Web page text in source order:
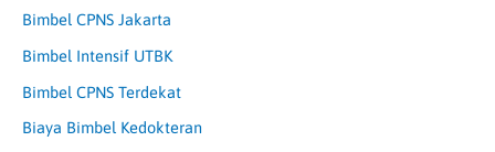
Bimbel CPNS Jakarta
Bimbel Intensif UTBK
Bimbel CPNS Terdekat
Biaya Bimbel Kedokteran